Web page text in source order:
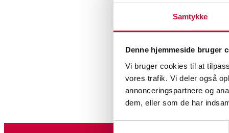
Samtykke
Denne hjemmeside bruger
Vi bruger cookies til at
vores trafik. Vi deler også
annonceringspartnere og
dem, eller som de har